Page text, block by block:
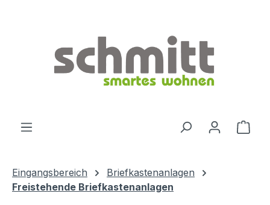
Eingangsbereich
Briefkastenanlagen
Freistehende Briefkastenanlagen